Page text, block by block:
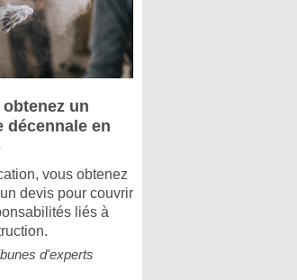
un
décennale en
vous obtenez
devis pour couvrir
liés à
d'experts